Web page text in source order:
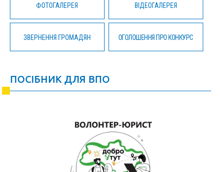
ФОТОГАЛЕРЕЯ ВІДЕОГАЛЕРЕЯ
ЗВЕРНЕННЯ ГРОМАДЯН ОГОЛОШЕННЯ ПРО КОНКУРС
ПОСІБНИК ДЛЯ ВПО